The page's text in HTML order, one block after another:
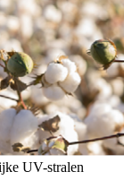
UV-stralen